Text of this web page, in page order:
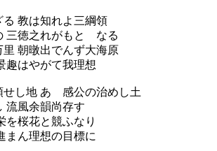
教は知れよ三綱領
三徳之れがもとゝなる
朝暾出でんず大海原
趣はやがて我理想
し地 あゝ感公の治めし土
流風余韻尚存す
を桜花と競ふなり
まん理想の目標に